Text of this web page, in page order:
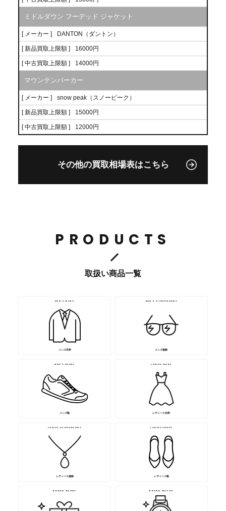
ミドルダウン フーデッド ジャケット
[ メーカー ] DANTON（ダントン）
[ 新品買取上限額 ] 16000円
[ 中古買取上限額 ] 14000円
マウンテンパーカー
[ メーカー ] snow peak（スノーピーク）
[ 新品買取上限額 ] 15000円
[ 中古買取上限額 ] 12000円
その他の買取相場表はこちら
PRODUCTS
取扱い商品一覧
MEN’S WARE
メンズ衣料
MEN’S OTHERGOODS
メンズ服飾
MEN’S SHOES
メンズ靴
LADIES WARE
レディース衣料
LADIES OTHERGOODS
レディース服飾
LADIES SHOES
レディース靴
BRAND GOODS BRAND WATCH